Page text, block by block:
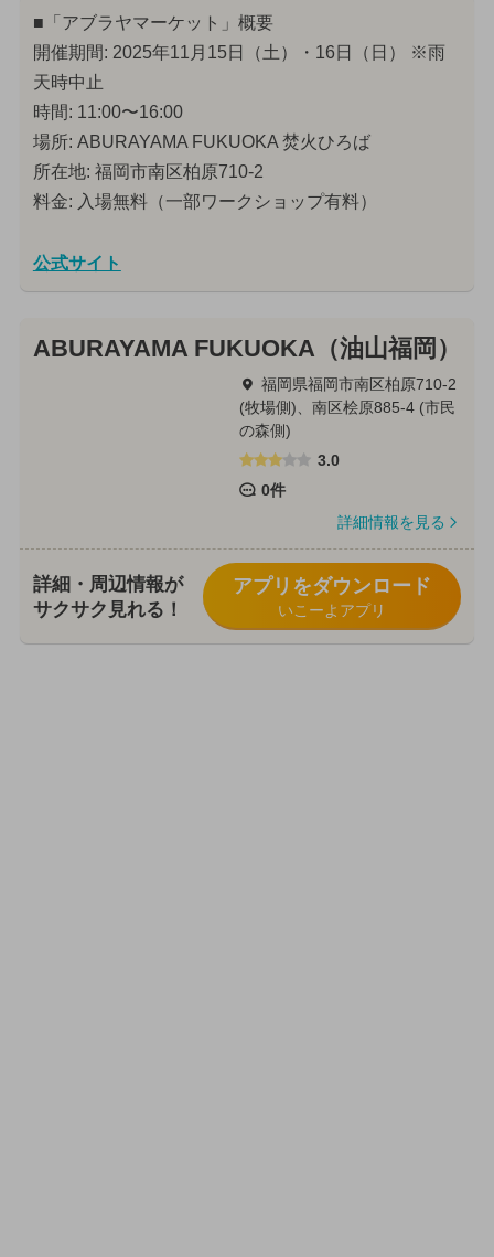
■「アブラヤマーケット」概要
開催期間: 2025年11月15日（土）・16日（日） ※雨
天時中止
時間: 11:00〜16:00
場所: ABURAYAMA FUKUOKA 焚火ひろば
所在地: 福岡市南区柏原710-2
料金: 入場無料（一部ワークショップ有料）
公式サイト
ABURAYAMA FUKUOKA（油山福岡）
福岡県福岡市南区柏原710-2
(牧場側)、南区桧原885-4 (市民
の森側)
3.0
0件
詳細情報を見る
詳細・周辺情報が
サクサク見れる！
アプリをダウンロード
いこーよアプリ